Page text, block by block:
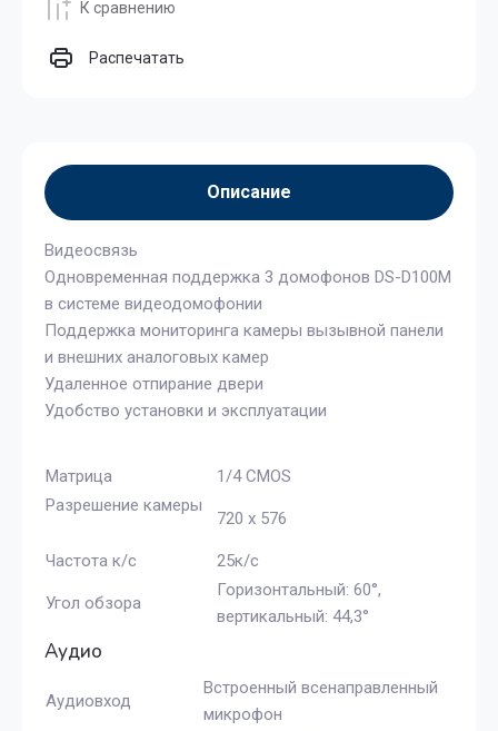
К сравнению
Распечатать
Описание
Видеосвязь
Одновременная поддержка 3 домофонов DS-D100М
в системе видеодомофонии
Поддержка мониторинга камеры вызывной панели
и внешних аналоговых камер
Удаленное отпирание двери
Удобство установки и эксплуатации
Матрица
1/4 CMOS
Разрешение камеры
720 х 576
Частота к/с 25к/с
Угол обзора
Горизонтальный: 60°,
вертикальный: 44,3°
Аудио
Аудиовход
Встроенный всенаправленный
микрофон